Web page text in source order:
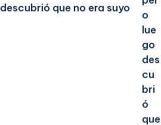
descubrió que no era suyo